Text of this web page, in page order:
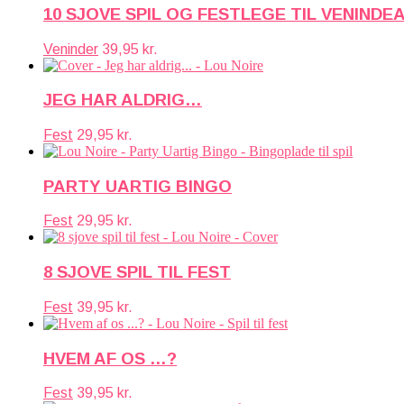
10 SJOVE SPIL OG FESTLEGE TIL
Veninder 39,95 kr.
JEG HAR ALDRIG…
Fest 29,95 kr.
PARTY UARTIG BINGO
Fest 29,95 kr.
8 SJOVE SPIL TIL FEST
Fest 39,95 kr.
HVEM AF OS …?
Fest 39,95 kr.